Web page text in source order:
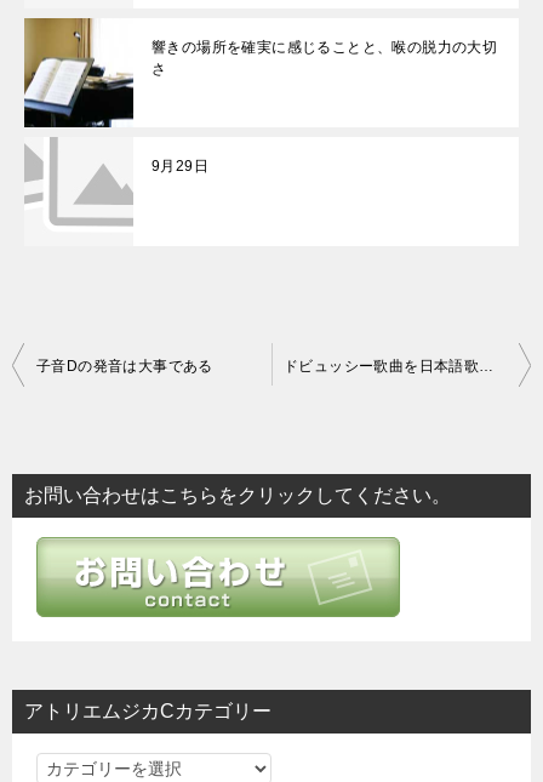
響きの場所を確実に感じることと、喉の脱力の大切
さ
9月29日
投
ビ
ゲ
子音Dの発音は大事である ドビュッシー歌曲を日本語歌詞で歌う
お問い合わせはこちらをクリックしてください。
アトリエムジカCカテゴリー
ア